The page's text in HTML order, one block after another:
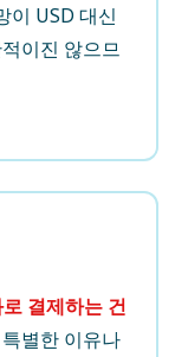
이 USD 대신
이진 않으므
결제하는 건
특별한 이유나